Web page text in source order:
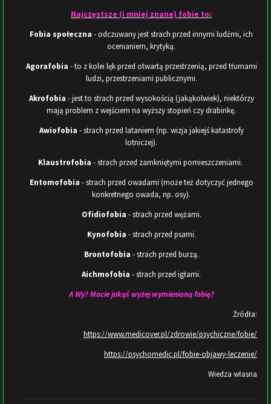
Najczęstsze (i mniej znane) fobie to:
Fobia społeczna - odczuwany jest strach przed innymi ludźmi, ich
ocenianiem, krytyką.
Agorafobia - to z kolei lęk przed otwartą przestrzenią, przed tłumami
ludzi, przestrzeniami publicznymi.
Akrofobia - jest to strach przed wysokością (jakąkolwiek), niektórzy
mają problem z wejściem na wyższy stopień czy drabinkę.
Awiofobia - strach przed lataniem (np. wizja jakiejś katastrofy
lotniczej).
Klaustrofobia - strach przed zamkniętymi pomieszczeniami.
Entomofobia - strach przed owadami (może też dotyczyć jednego
konkretnego owada, np. osy).
Ofidiofobia - strach przed wężami.
Kynofobia - strach przed psami.
Brontofobia - strach przed burzą.
Aichmofobia - strach przed igłami.
A Wy? Macie jakąś wyżej wymienioną fobię?
Źródła:
https://www.medicover.pl/zdrowie/psychiczne/fobie/
https://psychomedic.pl/fobie-objawy-leczenie/
Wiedza własna